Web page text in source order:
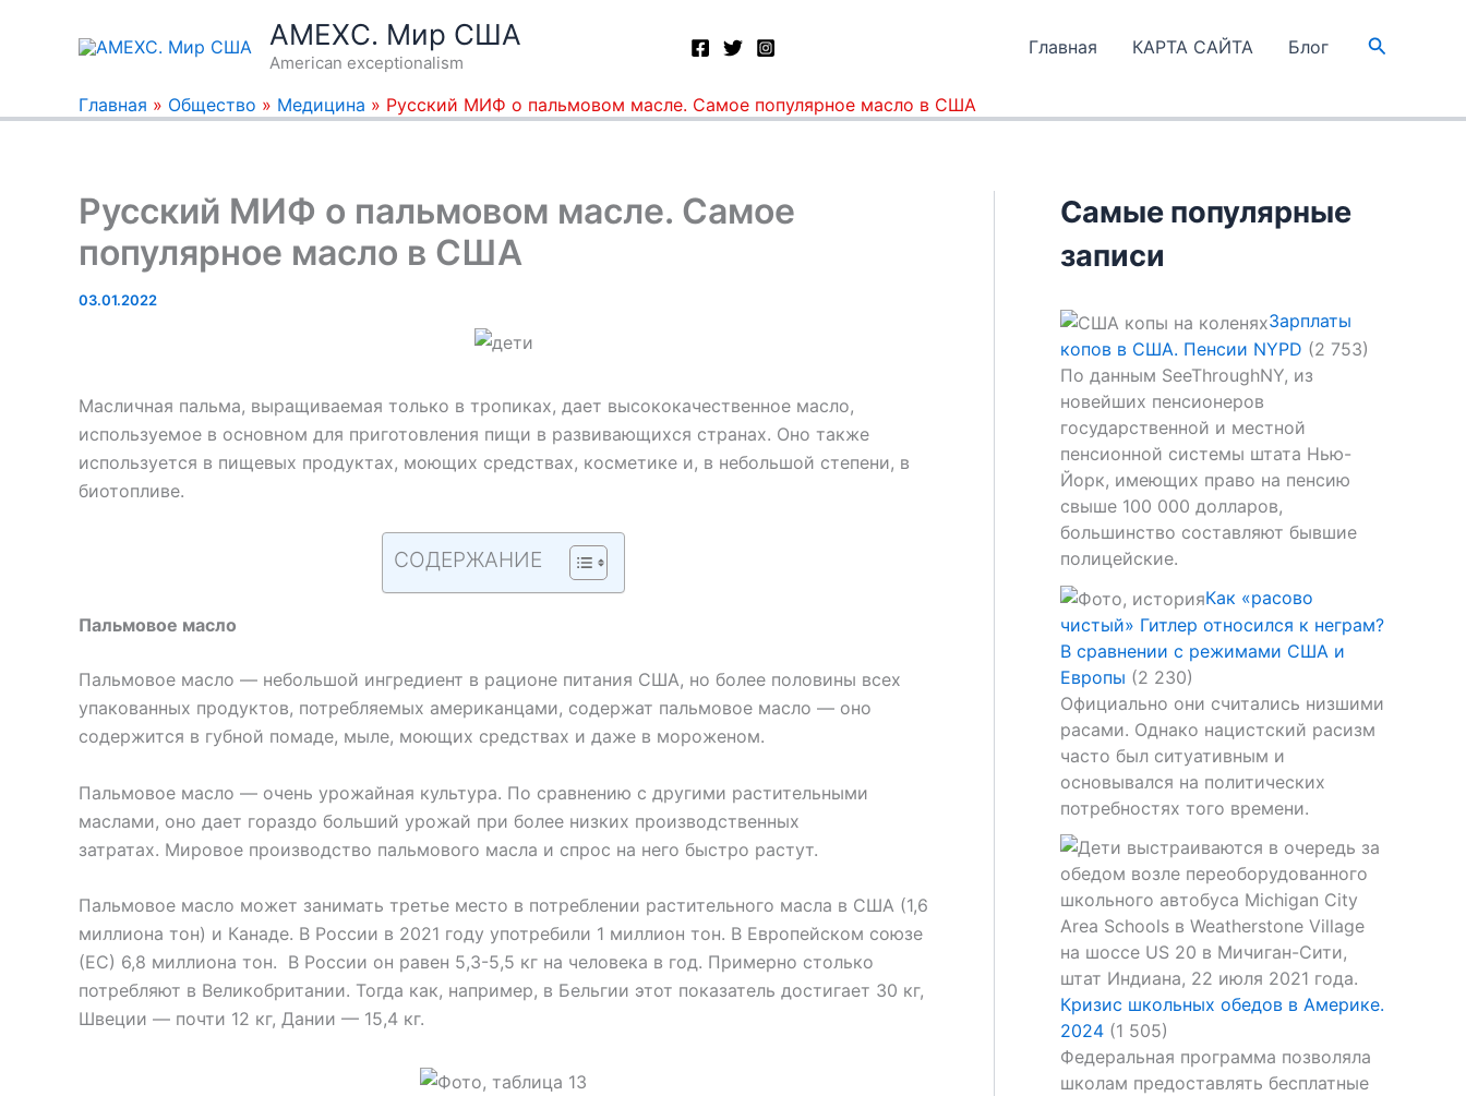
AMEXC. Мир США
American exceptionalism
Главная КАРТА САЙТА Блог Поиск
Главная » Общество » Медицина » Русский МИФ о пальмовом масле. Самое популярное масло в США
Русский МИФ о пальмовом масле. Самое
популярное масло в США
03.01.2022
Масличная пальма, выращиваемая только в тропиках, дает высококачественное масло,
используемое в основном для приготовления пищи в развивающихся странах. Оно также
используется в пищевых продуктах, моющих средствах, косметике и, в небольшой степени, в
биотопливе.
СОДЕРЖАНИЕ
Пальмовое масло
Пальмовое масло — небольшой ингредиент в рационе питания США, но более половины всех
упакованных продуктов, потребляемых американцами, содержат пальмовое масло — оно
содержится в губной помаде, мыле, моющих средствах и даже в мороженом.
Пальмовое масло — очень урожайная культура. По сравнению с другими растительными
маслами, оно дает гораздо больший урожай при более низких производственных
затратах. Мировое производство пальмового масла и спрос на него быстро растут.
Пальмовое масло может занимать третье место в потреблении растительного масла в США (1,6
миллиона тон) и Канаде. В России в 2021 году употребили 1 миллион тон. В Европейском союзе
(ЕС) 6,8 миллиона тон. В России он равен 5,3-5,5 кг на человека в год. Примерно столько
потребляют в Великобритании. Тогда как, например, в Бельгии этот показатель достигает 30 кг,
Швеции — почти 12 кг, Дании — 15,4 кг.
Самые популярные
записи
Зарплаты
копов в США. Пенсии NYPD (2 753)
По данным SeeThroughNY, из
новейших пенсионеров
государственной и местной
пенсионной системы штата Нью-
Йорк, имеющих право на пенсию
свыше 100 000 долларов,
большинство составляют бывшие
полицейские.
Как «расово
чистый» Гитлер относился к неграм?
В сравнении с режимами США и
Европы (2 230)
Официально они считались низшими
расами. Однако нацистский расизм
часто был ситуативным и
основывался на политических
потребностях того времени.
Кризис школьных обедов в Америке.
2024 (1 505)
Федеральная программа позволяла
школам предоставлять бесплатные